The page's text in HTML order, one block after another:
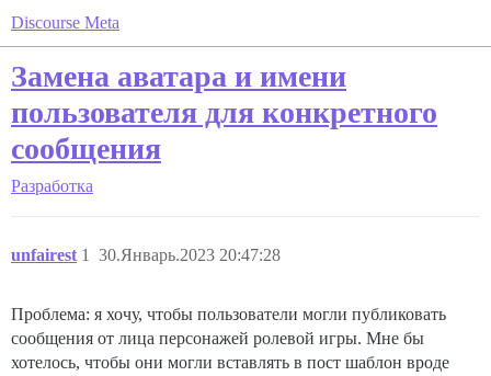
Discourse Meta
Замена аватара и имени
пользователя для конкретного
сообщения
Разработка
unfairest 30.Январь.2023 20:47:28
1
Проблема: я хочу, чтобы пользователи могли публиковать
сообщения от лица персонажей ролевой игры. Мне бы
хотелось, чтобы они могли вставлять в пост шаблон вроде